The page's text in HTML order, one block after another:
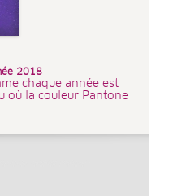
2018
chaque année est
où la couleur Pantone